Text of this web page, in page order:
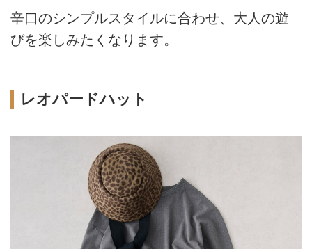
辛口のシンプルスタイルに合わせ、大人の遊
びを楽しみたくなります。
レオパードハット